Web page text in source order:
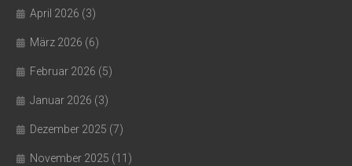
April 2026 (3)
März 2026 (6)
Februar 2026 (5)
Januar 2026 (3)
Dezember 2025 (7)
November 2025 (11)